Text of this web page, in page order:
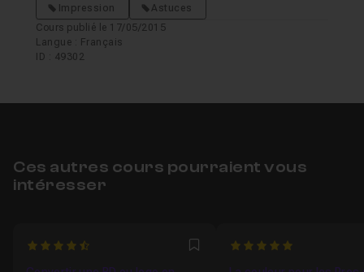
Impression
Astuces
Cours publié le 17/05/2015
Langue : Français
ID : 49302
Ces autres cours pourraient vous
intéresser
4.8333333333333 Favori
5